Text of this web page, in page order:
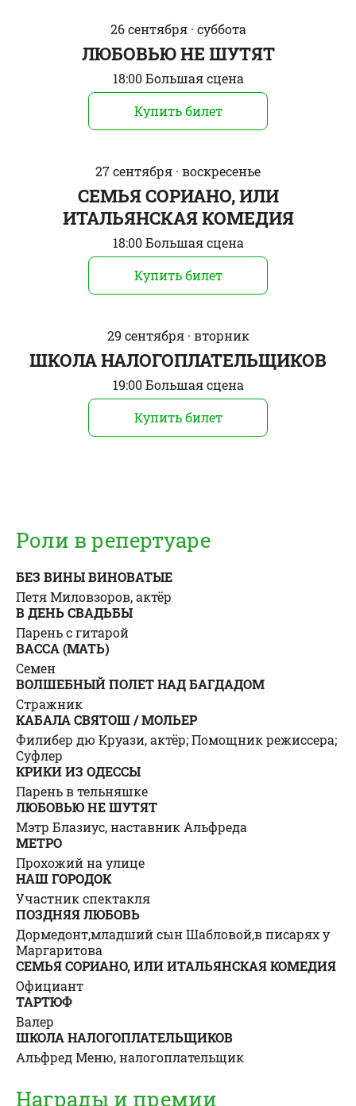
26 сентября · суббота
ЛЮБОВЬЮ НЕ ШУТЯТ
18:00 Большая сцена
Купить билет
27 сентября · воскресенье
СЕМЬЯ СОРИАНО, ИЛИ
ИТАЛЬЯНСКАЯ КОМЕДИЯ
18:00 Большая сцена
Купить билет
29 сентября · вторник
ШКОЛА НАЛОГОПЛАТЕЛЬЩИКОВ
19:00 Большая сцена
Купить билет
Роли в репертуаре
БЕЗ ВИНЫ ВИНОВАТЫЕ
Петя Миловзоров, актёр
В ДЕНЬ СВAДЬБЫ
Парень с гитарой
ВАССА (МАТЬ)
Семен
ВОЛШЕБНЫЙ ПОЛЕТ НАД БАГДАДОМ
Стражник
КАБАЛА СВЯТОШ / МОЛЬЕР
Филибер дю Круази, актёр; Помощник режиссера;
Суфлер
КРИКИ ИЗ ОДЕССЫ
Парень в тельняшке
ЛЮБОВЬЮ НЕ ШУТЯТ
Мэтр Блазиус, наставник Альфреда
МЕТРО
Прохожий на улице
НАШ ГОРОДОК
Участник спектакля
ПОЗДНЯЯ ЛЮБОВЬ
Дормедонт,младший сын Шабловой,в писарях у
Маргаритова
СЕМЬЯ СОРИАНО, ИЛИ ИТАЛЬЯНСКАЯ КОМЕДИЯ
Официант
ТАРТЮФ
Валер
ШКОЛА НАЛОГОПЛАТЕЛЬЩИКОВ
Альфред Меню, налогоплательщик
Награды и премии